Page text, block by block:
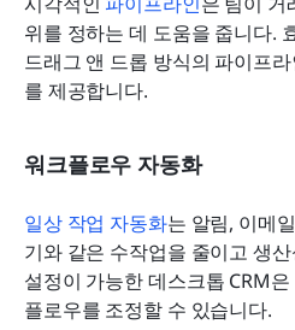
위를 정하는 데 도움을 줍니다.
드래그 앤 드롭 방식의 파이프
를 제공합니다.
워크플로우 자동화
일상 작업 자동화는 알림, 이메
기와 같은 수작업을 줄이고 생
설정이 가능한 데스크톱 CRM
플로우를 조정할 수 있습니다.